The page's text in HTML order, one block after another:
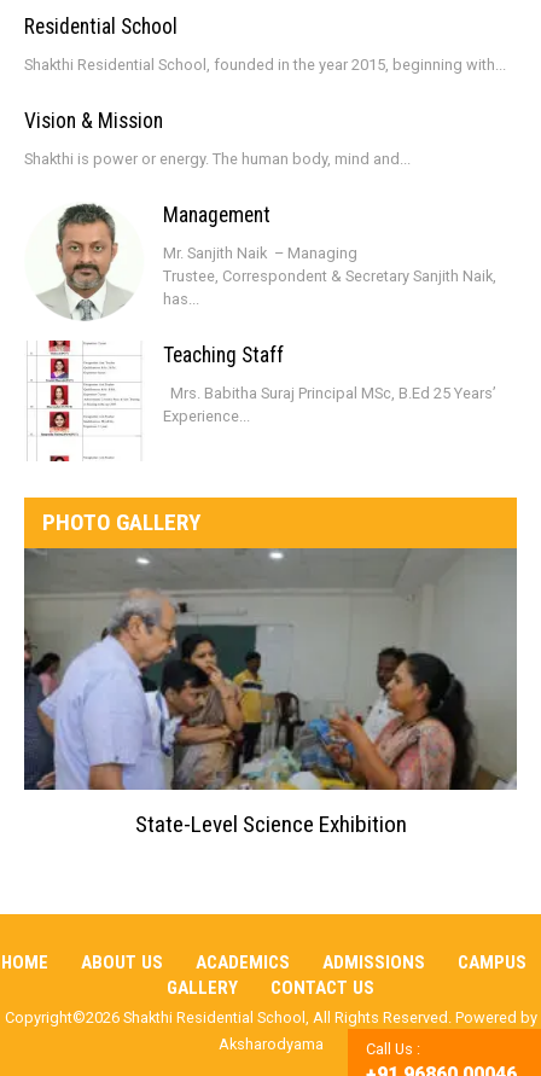
Call Us :
Residential School
Shakthi Residential School, founded in the year 2015, beginning with...
Vision & Mission
Shakthi is power or energy. The human body, mind and...
Management
Mr. Sanjith Naik – Managing
Trustee, Correspondent & Secretary Sanjith Naik,
has...
Teaching Staff
Mrs. Babitha Suraj Principal MSc, B.Ed 25 Years’
Experience...
PHOTO GALLERY
State-Level Science Exhibition
HOME ABOUT US ACADEMICS ADMISSIONS
CAMPUS
GALLERY
CONTACT US
Copyright©2026 Shakthi Residential School, All Rights Reserved. Powered by
Aksharodyama